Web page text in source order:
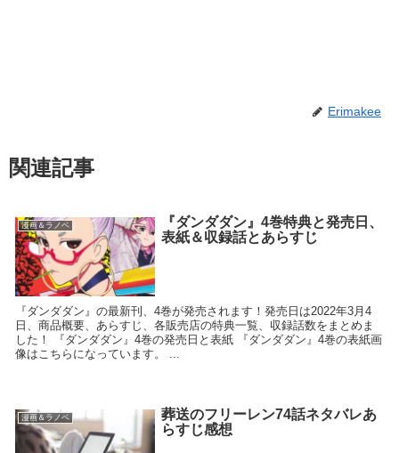
Erimakee
関連記事
漫画＆ラノベ
『ダンダダン』4巻特典と発売日、
表紙＆収録話とあらすじ
『ダンダダン』の最新刊、4巻が発売されます！発売日は2022年3月4
日、商品概要、あらすじ、各販売店の特典一覧、収録話数をまとめま
した！ 『ダンダダン』4巻の発売日と表紙 『ダンダダン』4巻の表紙画
像はこちらになっています。 ...
漫画＆ラノベ
葬送のフリーレン74話ネタバレあ
らすじ感想